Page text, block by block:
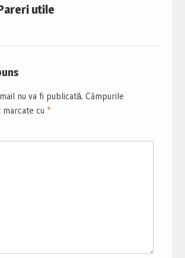
utile
nu va fi publicată. Câmpurile
cu *